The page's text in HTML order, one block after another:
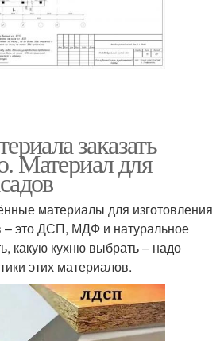
заказать
Материал для
материалы для изготовления
– это ДСП, МДФ и натуральное
какую кухню выбрать – надо
этих материалов.